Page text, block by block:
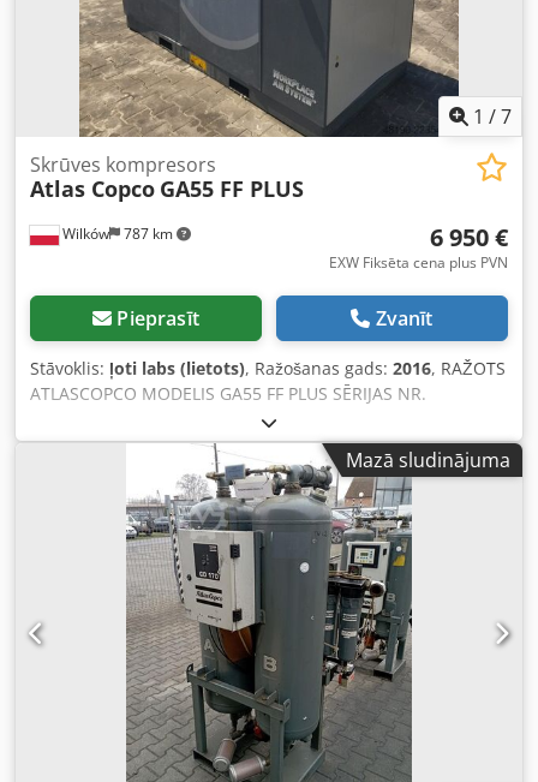
1 /7
Wilków 787 km
Skrūves kompresors
Atlas Copco GA55 FF PLUS
6 950 €
EXW Fiksēta cena plus PVN
Pieprasīt Zvanīt
Stāvoklis: ļoti labs (lietots), Ražošanas gads: 2016, RAŽOTS
ATLASCOPCO MODELIS GA55 FF PLUS SĒRIJAS NR.
API623768 GADS 2016 JAUDA (kW) 55 RAŽĪBA (m3/min)
10,44 Dkedpfx Akjzmhtcsmor SPIEDIENS (bar) 8,25 DARBA
LAIKS (STUNDAS/KOPĒJAIS) INVERTERS nē IEBŪVĒTS
MITRUMA ATSŪCINĀTĀJS jā, R410a, 1,05 kg SILUMA
MAIŅATĀJS nē ATDAĶE (GĀZE/ŪDENS) gaise UZ
UZGLABĀTĀJA nē DOKUMENTĀCIJA nē PIEVADS 2
JAUNS/LIETOTS LIETOTS
Mazā sludinājuma